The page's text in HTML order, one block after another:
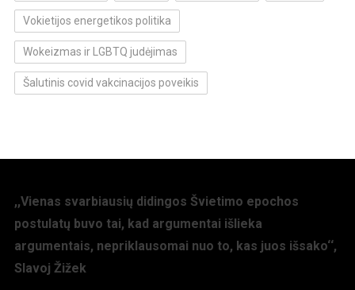
Vokietijos energetikos politika
Wokeizmas ir LGBTQ judėjimas
Šalutinis covid vakcinacijos poveikis
,,Vienas svarbiausių didingos Švietimo epochos
postulatų buvo tai, kad argumentai išlieka
argumentais, nepriklausomai nuo to, kas juos išsako‘‘,
Slavoj Žižek